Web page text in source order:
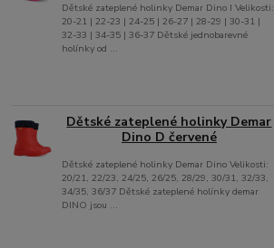
Dětské zateplené holinky Demar Dino I Velikosti:
20-21 | 22-23 | 24-25 | 26-27 | 28-29 | 30-31 |
32-33 | 34-35 | 36-37 Dětské jednobarevné
holínky od ...
Dětské zateplené holinky Demar
Dino D červené
Dětské zateplené holinky Demar Dino Velikosti:
20/21, 22/23, 24/25, 26/25, 28/29, 30/31, 32/33,
34/35, 36/37 Dětské zateplené holínky demar
DINO jsou ...